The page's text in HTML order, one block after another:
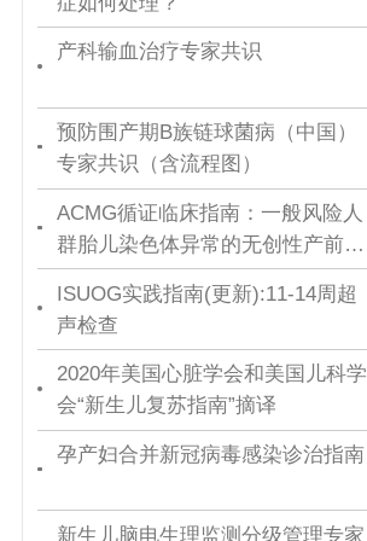
产科输血治疗专家共识
预防围产期B族链球菌病（中国）
专家共识（含流程图）
ACMG循证临床指南：一般风险人
群胎儿染色体异常的无创性产前筛
查（NIPS）
ISUOG实践指南(更新):11-14周超
声检查
2020年美国心脏学会和美国儿科学
会“新生儿复苏指南”摘译
孕产妇合并新冠病毒感染诊治指南
新生儿脑电生理监测分级管理专家